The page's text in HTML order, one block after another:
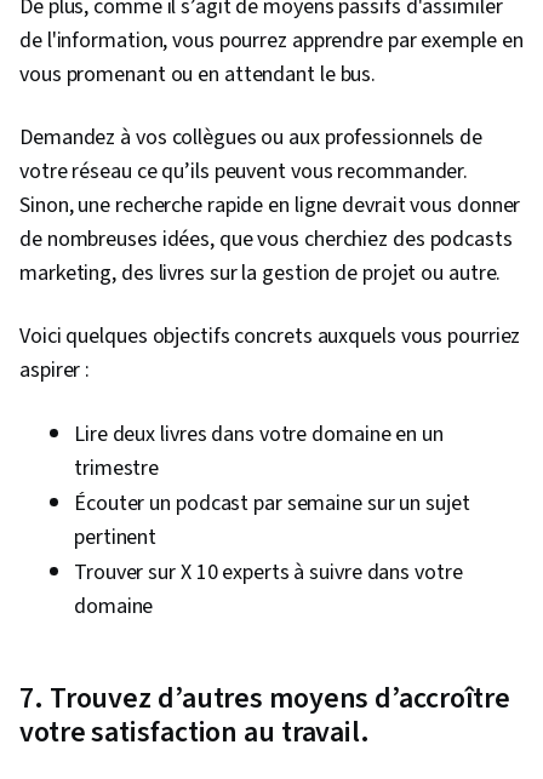
données, Scripting, Analyse, Programmation
informatique, Principes de programmation,
analytiques, SQL, Prise de décision fondée sur
des données, Partage des données, Logiciel de
visualisation de données, Logiciel Tableau,
Qualité des données, Transformation des
données, Intégrité des données, Détermination
rapide, Google Gemini, IA générative, Ingénierie
Gestion des parties prenantes, Tableau de
bord, Analyse, Stratégies de communication,
Analyse de l'activité, Engagement des parties
prenantes, Recherche quantitative, Gestion
des attentes, Résolution de problèmes,
des bases de données, Intégration des
données, Création de tableaux de bord, Lignes
De plus, comme il s’agit de moyens passifs d'assimiler
de l'information, vous pourrez apprendre par exemple en
vous promenant ou en attendant le bus.
Demandez à vos collègues ou aux professionnels de
votre réseau ce qu’ils peuvent vous recommander.
Sinon, une recherche rapide en ligne devrait vous donner
de nombreuses idées, que vous cherchiez des podcasts
marketing, des livres sur la gestion de projet ou autre.
Voici quelques objectifs concrets auxquels vous pourriez
aspirer :
Lire deux livres dans votre domaine en un
trimestre
Écouter un podcast par semaine sur un sujet
pertinent
Trouver sur X 10 experts à suivre dans votre
domaine
7. Trouvez d’autres moyens d’accroître
votre satisfaction au travail.